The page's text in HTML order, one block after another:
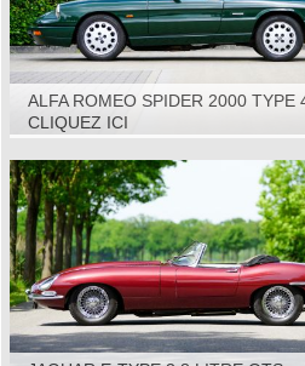
ALFA ROMEO SPIDER 2000 TYPE
1993
CLIQUEZ ICI